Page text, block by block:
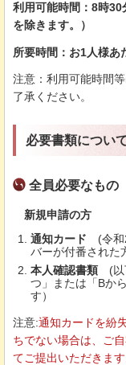
利用可能時間：8時
を除きます。）
所要時間：お1人様あ
注意：利用可能時間
了承ください。
必要書類につい
全員必要なもの
新規申請の方
通知カード
(令
バーが付番された
本人確認書類
(
つ」または「Bか
す）
注意:通知カードを紛
ちでない場合は、ご
てご提出いただきま